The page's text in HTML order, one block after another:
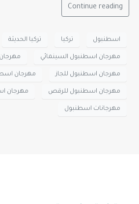
Continue reading
اسطنبول تركيا تركيا الحديثة
مهرجان اسطنبول السينمائي
مهرجان اسطنبول للجاز مهرجان
مهرجان اسطنبول للرقص مهرجان
مهرجانات اسطنبول